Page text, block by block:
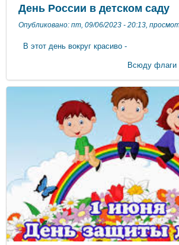
День России в детском саду
Опубликовано: пт, 09/06/2023 - 20:13,
В этот день вокруг
Всюду флаги и
День России! День
Веселимся
Почему? Да
Отдыхает вся
В этот
начале лета – именинница она! В нашем
прошел праздник, посвященный Дню
стихи, пели песни, танцевали, играли в
музыкальные игры, соревновались. У
впечатлений от проведенного
празднованию Дня России.